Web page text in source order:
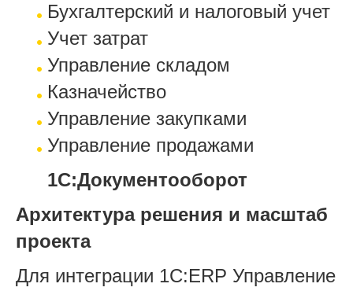
Бухгалтерский и налоговый учет
Учет затрат
Управление складом
Казначейство
Управление закупками
Управление продажами
1С:Документооборот
Архитектура решения и масштаб
проекта
Для интеграции 1С:ERP Управление